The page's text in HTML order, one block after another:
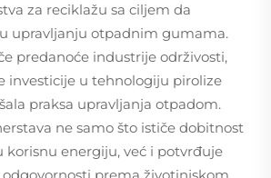
za reciklažu sa ciljem da
upravljanju otpadnim gumama.
predanoće industrije održivosti,
investicije u tehnologiju pirolize
praksa upravljanja otpadom.
ne samo što ističe dobitnost
korisnu energiju, već i potvrđuje